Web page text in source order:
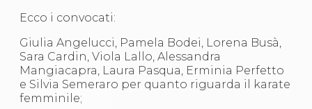
Difesa Personale MGA
La disciplina
News
Merchandising
Ecco i convocati:
Giulia Angelucci, Pamela Bodei, Lorena Busà,
Sara Cardin, Viola Lallo, Alessandra
Mangiacapra, Laura Pasqua, Erminia Perfetto
e Silvia Semeraro per quanto riguarda il karate
femminile;